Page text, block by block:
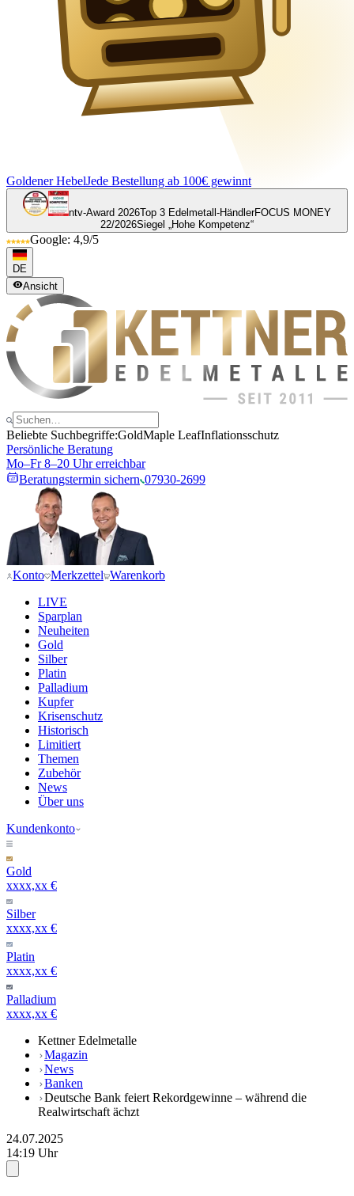
Goldener HebelJede Bestellung ab 100€ gewinnt
ntv-Award 2026Top 3 Edelmetall-HändlerFOCUS MONEY
22/2026Siegel „Hohe Kompetenz“
Google: 4,9/5
DE
Ansicht
Beliebte Suchbegriffe:GoldMaple LeafInflationsschutz
Persönliche Beratung
Mo–Fr 8–20 Uhr erreichbar
Beratungstermin sichern 07930-2699
Konto Merkzettel Warenkorb
LIVE
Sparplan
Neuheiten
Gold
Silber
Platin
Palladium
Kupfer
Krisenschutz
Historisch
Limitiert
Themen
Zubehör
News
Über uns
Kundenkonto
Gold
xxxx,xx €
Silber
xxxx,xx €
Platin
xxxx,xx €
Palladium
xxxx,xx €
Kettner Edelmetalle
Magazin
News
Banken
Deutsche Bank feiert Rekordgewinne – während die
Realwirtschaft ächzt
24.07.2025
14:19 Uhr